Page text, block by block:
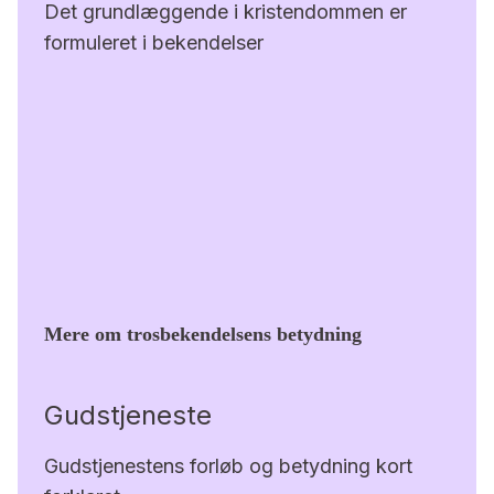
Det grundlæggende i kristendommen er
formuleret i bekendelser
Mere om trosbekendelsens betydning
Gudstjeneste
Gudstjenestens forløb og betydning kort